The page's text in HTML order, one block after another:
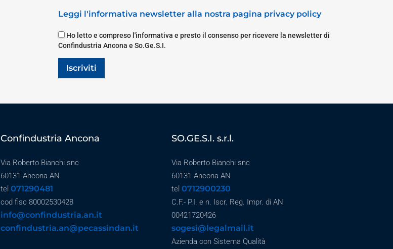
Leggi l'informativa newsletter alla nostra pagina privacy policy
Ho letto e compreso l'informativa e presto il consenso per ricevere la newsletter di
Confindustria Ancona e So.Ge.S.I.
Iscriviti
Confindustria Ancona
Via Roberto Bianchi snc
60131 Ancona AN
tel 071290481
cod fisc 80002530428
info@confindustria.an.it
confindustria.an@pecassindan.it
SO.GE.S.I. s.r.l.
Via Roberto Bianchi snc
60131 Ancona AN
tel 0712900230
C.F.- P.I. e n. Iscr. Reg. Impr. di AN
00421720426
sogesi@legalmail.it
Azienda con Sistema Qualità